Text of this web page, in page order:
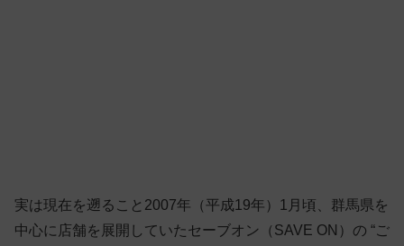
実は現在を遡ること2007年（平成19年）1月頃、群馬県を
中心に店舗を展開していたセーブオン（SAVE ON）の “ご